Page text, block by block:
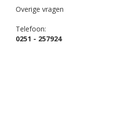
Overige vragen
Telefoon:
0251 - 257924